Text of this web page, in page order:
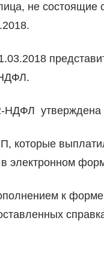
не состоящие
НДФЛ
которые
электронном
к форме